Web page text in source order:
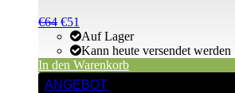
Ursprünglicher
Preis
war:
€64
€64Aktueller
Preis
ist:
€64.
€51
Auf Lager
Kann heute versendet werden
In den Warenkorb
ANGEBOT